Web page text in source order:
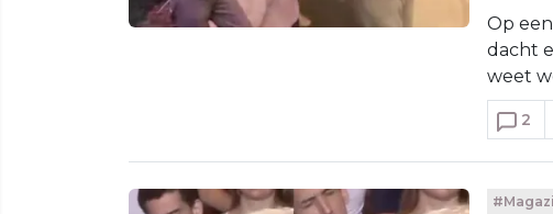
Op
dacht
weet
2